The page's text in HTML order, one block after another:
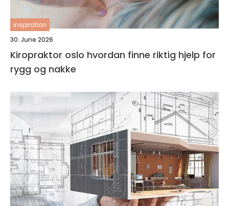
inspiration
30. June 2026
Kiropraktor oslo hvordan finne riktig hjelp for
rygg og nakke